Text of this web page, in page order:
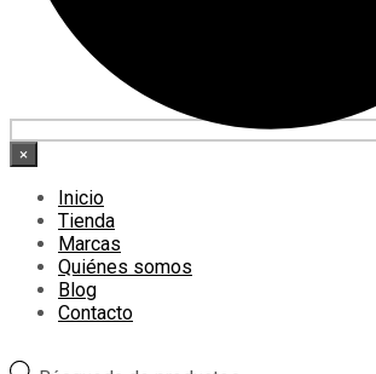
×
Inicio
Tienda
Marcas
Quiénes somos
Blog
Contacto